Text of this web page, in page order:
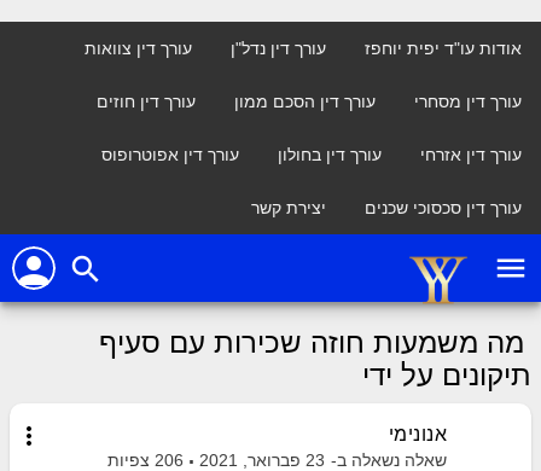
אודות עו"ד יפית יוחפז עורך דין נדל"ן עורך דין צוואות
עורך דין מסחרי עורך דין הסכם ממון עורך דין חוזים
עורך דין אזרחי עורך דין בחולון עורך דין אפוטרופוס
עורך דין סכסוכי שכנים יצירת קשר
menu
search
person
מה משמעות חוזה שכירות עם סעיף
תיקונים על ידי
more_vert אנונימי
שאלה נשאלה ב- 23 פברואר, 2021 206 צפיות